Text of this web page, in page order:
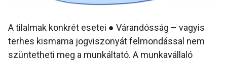
A tilalmak konkrét esetei ● Várandósság – vagyis
terhes kismama jogviszonyát felmondással nem
szüntetheti meg a munkáltató. A munkavállaló